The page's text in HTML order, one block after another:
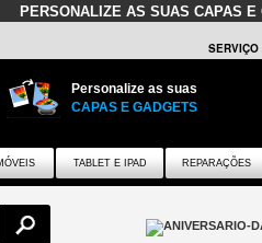
PERSONALIZE AS SUAS CAPAS E
Personalize as suas
CAPAS E GADGETS
TABLET E IPAD REPARAÇÕES